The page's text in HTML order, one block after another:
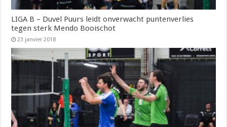
LIGA B – Duvel Puurs leidt onverwacht puntenverlies
tegen sterk Mendo Booischot
23 janvier 2018